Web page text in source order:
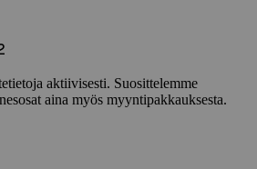
aktiivisesti. Suosittelemme
aina myös myyntipakkauksesta.